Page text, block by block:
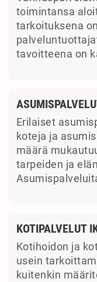
toimintansa
tarkoituksena
tavoitteena on
Erilaiset
koteja ja
määrä
tarpeiden ja
KOTIPALVELUT
Kotihoidon ja
usein
kuitenkin